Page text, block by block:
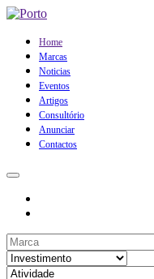
Home
Marcas
Noticias
Eventos
Artigos
Consultório
Anunciar
Contactos